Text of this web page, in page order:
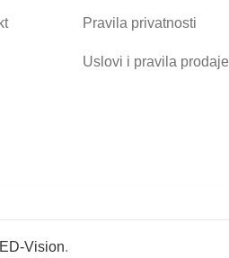
Pravila privatnosti
Uslovi i pravila prodaje
ED-Vision.